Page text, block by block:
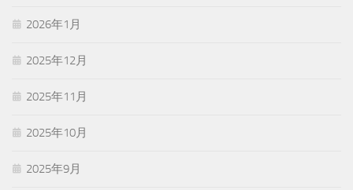
2026年1月
2025年12月
2025年11月
2025年10月
2025年9月